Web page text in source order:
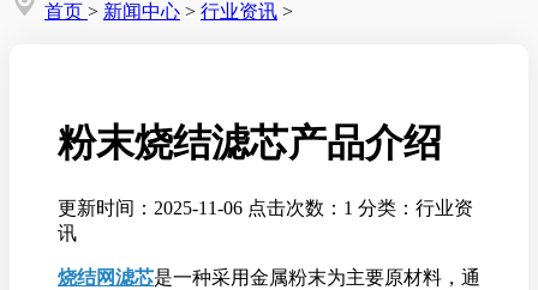
首页 > 新闻中心 > 行业资讯 >
粉末烧结滤芯产品介绍
更新时间：2025-11-06 点击次数：1 分类：行业资
讯
烧结网滤芯是一种采用金属粉末为主要原材料，通